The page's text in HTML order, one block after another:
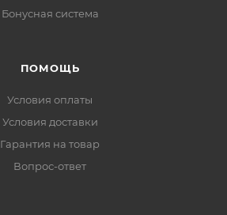
Бонусная система
ПОМОЩЬ
Условия оплаты
Условия доставки
Гарантия на товар
Вопрос-ответ